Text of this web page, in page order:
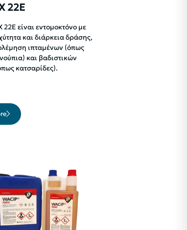
22E
22E είναι εντομοκτόνο με
και διάρκεια δράσης,
ιπταμένων (όπως
και βαδιστικών
κατσαρίδες).